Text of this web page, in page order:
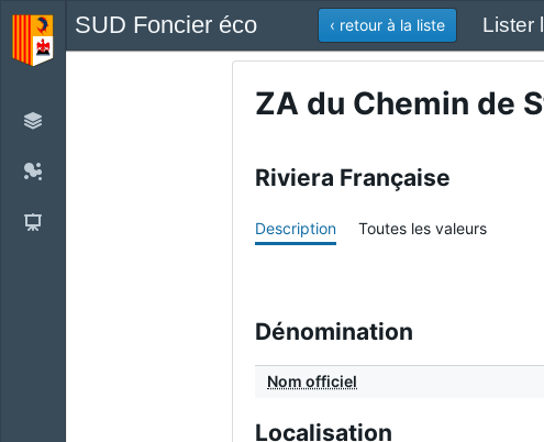
SUD Foncier éco ‹ retour à la liste Lister
ZA du Chemin de
Riviera Française
Description Toutes les valeurs
Dénomination
Nom officiel
Localisation